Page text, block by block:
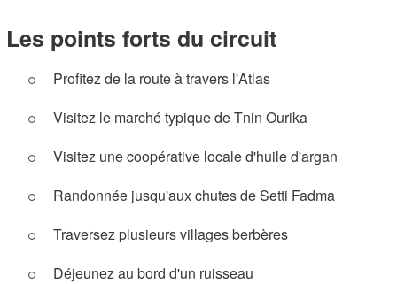
Les points forts du circuit
Profitez de la route à travers l'Atlas
Visitez le marché typique de Tnin Ourika
Visitez une coopérative locale d'huile d'argan
Randonnée jusqu'aux chutes de Setti Fadma
Traversez plusieurs villages berbères
Déjeunez au bord d'un ruisseau